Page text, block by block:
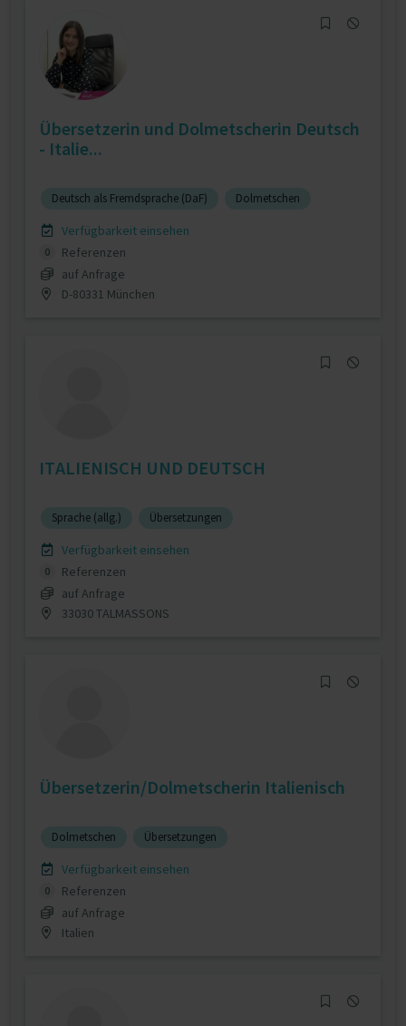
Übersetzerin und Dolmetscherin Deutsch
- Italie...
Deutsch als Fremdsprache (DaF) Dolmetschen
Verfügbarkeit einsehen
0
Referenzen
auf Anfrage
D-80331 München
ITALIENISCH UND DEUTSCH
Sprache (allg.) Übersetzungen
Verfügbarkeit einsehen
0
Referenzen
auf Anfrage
33030 TALMASSONS
Übersetzerin/Dolmetscherin Italienisch
Dolmetschen Übersetzungen
Verfügbarkeit einsehen
0
Referenzen
auf Anfrage
Italien